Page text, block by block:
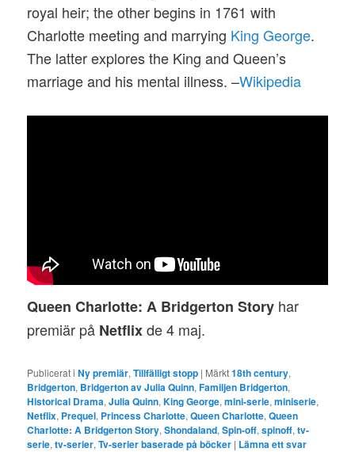
royal heir; the other begins in 1761 with
Charlotte meeting and marrying King George.
The latter explores the King and Queen’s
marriage and his mental illness. –Wikipedia
Queen Charlotte: A Bridgerton Story har
premiär på Netflixde 4 maj.
Publicerat i Ny premiär,Tillfälligt stopp | Märkt18th century,
Bridgerton, Bridgerton av Julia Quinn,Familjen Bridgerton,
Historical Drama,Julia Quinn,King George,mini-serie,miniserie,
Netflix, Prequel, Princess Charlotte,Queen Charlotte,Queen
Charlotte: A Bridgerton Story,Shondaland,Spin-off,spinoff,tv-
serie,tv-serier,Tv-serier baserade på böcker | Lämna ett svar